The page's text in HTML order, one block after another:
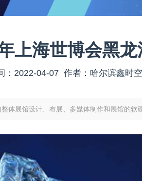
上海世博会黑龙
：2022-04-07 作者：哈尔滨鑫时空
展馆设计、布展、多媒体制作和展馆的软